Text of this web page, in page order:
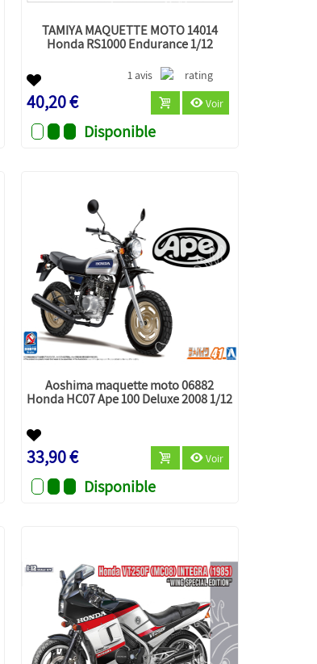
TAMIYA MAQUETTE MOTO 14014
Honda RS1000 Endurance 1/12
1 avis
40,20 € Voir
Disponible
Aoshima maquette moto 06882
Honda HC07 Ape 100 Deluxe 2008 1/12
33,90 € Voir
Disponible